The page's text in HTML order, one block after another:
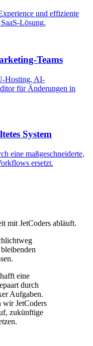
und effiziente
Lösung.
Teams
Hosting, AI-
für Änderungen in
System
eine maßgeschneiderte,
ersetzt.
mit JetCoders abläuft.
eine
durch
Aufgaben.
wir JetCoders
zukünftige